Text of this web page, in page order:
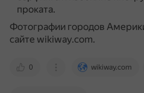
проката.
Фотографии городов
сайте wikiway.com.
0 wikiway.com